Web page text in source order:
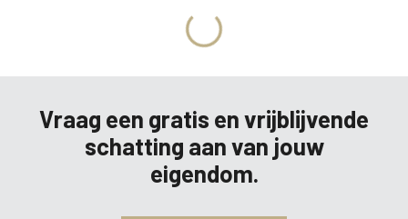
Vraag een gratis en vrijblijvende
schatting aan van jouw
eigendom.